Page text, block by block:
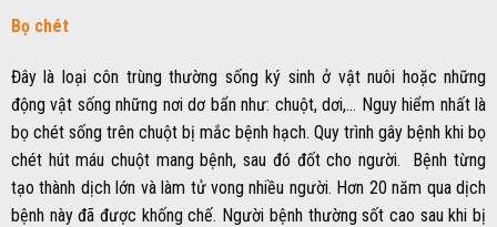
Bọ chét
Đây là loại côn trùng thường sống ký sinh ở vật nuôi hoặc những
động vật sống những nơi dơ bẩn như: chuột, dơi,… Nguy hiểm nhất là
bọ chét sống trên chuột bị mắc bệnh hạch. Quy trình gây bệnh khi bọ
chét hút máu chuột mang bệnh, sau đó đốt cho người.
Bệnh từng
tạo thành dịch lớn và làm tử vong nhiều người. Hơn 20 năm qua dịch
bệnh này đã được khống chế. Người bệnh thường sốt cao sau khi bị